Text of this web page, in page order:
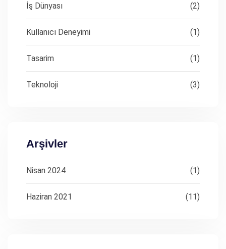
İş Dünyası (2)
Kullanıcı Deneyimi (1)
Tasarim (1)
Teknoloji (3)
Arşivler
Nisan 2024 (1)
Haziran 2021 (11)